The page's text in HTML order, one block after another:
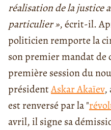
réalisation de la justice
particulier », écrit-il.
politicien remporte la
son premier mandat de
première session du
présidentAskar Akaïev,
est renversé par la "
avril, il signe sa